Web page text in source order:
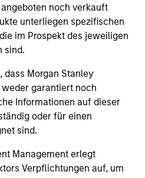
noch verkauft
unterliegen spezifischen
im Prospekt des jeweiligen
sind.
dass Morgan Stanley
garantiert noch
Informationen auf dieser
oder für einen
sind.
Management erlegt
Verpflichtungen auf, um
Value are becoming
Eaton Vance
that means for
and